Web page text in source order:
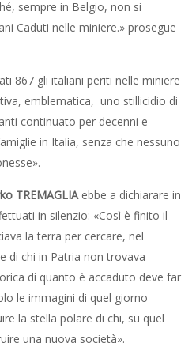
sempre in Belgio, non si
Caduti nelle miniere.» prosegue
867 gli italiani periti nelle miniere
emblematica, uno stillicidio di
continuato per decenni e
in Italia, senza che nessuno
TREMAGLIAebbe a dichiarare in
in silenzio: «Così è finito il
la terra per cercare, nel
di chi in Patria non trovava
di quanto è accaduto deve far
le immagini di quel giorno
la stella polare di chi, su quel
una nuova società».